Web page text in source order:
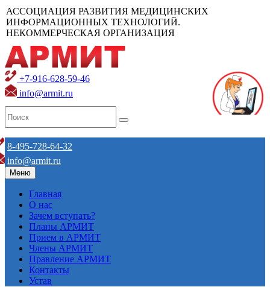
АССОЦИАЦИЯ РАЗВИТИЯ МЕДИЦИНСКИХ
ИНФОРМАЦИОННЫХ ТЕХНОЛОГИЙ.
НЕКОММЕРЧЕСКАЯ ОРГАНИЗАЦИЯ
+7-916-628-59-46
info@armit.ru
8-495-728-64-32
info@armit.ru
Меню
Главная
О нас
Зачем вступать?
Планы АРМИТ
Прием в АРМИТ
Члены АРМИТ
Правление АРМИТ
Контакты
Устав